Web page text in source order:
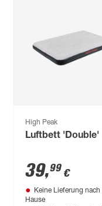
High Peak
Luftbett 'Double'
39,99 €
Keine Lieferung nach
Hause